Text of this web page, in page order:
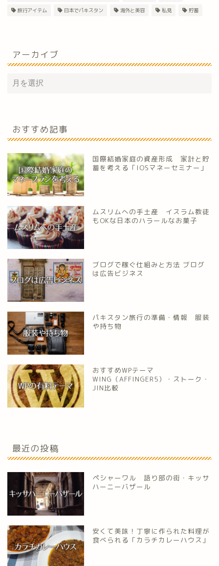
旅行アイテム 日本でパキスタン 海外と美容 私見 貯蓄
アーカイブ
おすすめ記事
国際結婚家庭の資産形成 家計と貯
蓄を考える「IOSマネーセミナー」
ムスリムへの手土産 イスラム教徒
もOKな日本のハラールなお菓子
ブログで稼ぐ仕組みと方法 ブログ
は広告ビジネス
パキスタン旅行の準備・情報 服装
や持ち物
おすすめWPテーマ
WING（AFFINGER5）・ストーク・
JIN比較
最近の投稿
ペシャーワル 語り部の街・キッサ
ハーニーバザール
安くて美味！丁寧に作られた料理が
食べられる「カラチカレーハウス」